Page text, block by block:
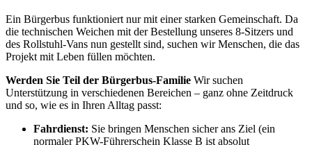
Ein Bürgerbus funktioniert nur mit einer starken Gemeinschaft. Da
die technischen Weichen mit der Bestellung unseres 8-Sitzers und
des Rollstuhl-Vans nun gestellt sind, suchen wir Menschen, die das
Projekt mit Leben füllen möchten.
Werden Sie Teil der Bürgerbus-Familie Wir suchen
Unterstützung in verschiedenen Bereichen – ganz ohne Zeitdruck
und so, wie es in Ihren Alltag passt:
Fahrdienst: Sie bringen Menschen sicher ans Ziel (ein
normaler PKW-Führerschein Klasse B ist absolut